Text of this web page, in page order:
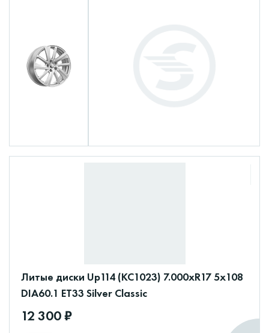
Литые диски Up114 (КС1023) 7.000xR17 5x108
DIA60.1 ET33 Silver Classic
12 300 ₽